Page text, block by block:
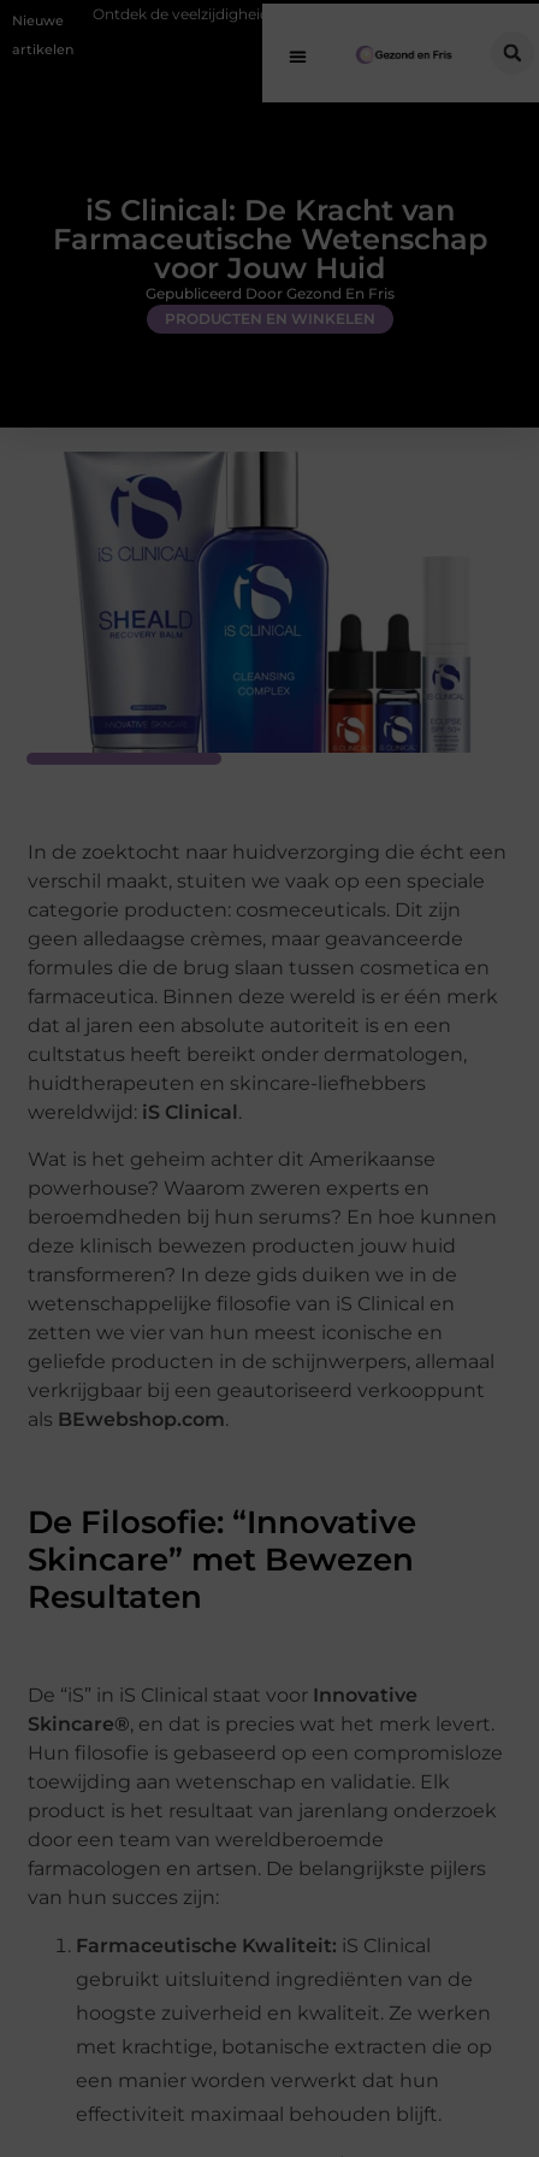
Nieuwe
artikelen
van eucalyptusolie in een geurverspreider
iS Clinical: De Kracht van
Farmaceutische Wetenschap
voor Jouw Huid
PRODUCTEN EN WINKELEN
Gepubliceerd Door Gezond En Fris
In de zoektocht naar huidverzorging die écht een
verschil maakt, stuiten we vaak op een speciale
categorie producten: cosmeceuticals. Dit zijn
geen alledaagse crèmes, maar geavanceerde
formules die de brug slaan tussen cosmetica en
farmaceutica. Binnen deze wereld is er één merk
dat al jaren een absolute autoriteit is en een
cultstatus heeft bereikt onder dermatologen,
huidtherapeuten en skincare-liefhebbers
wereldwijd: iS Clinical .
Wat is het geheim achter dit Amerikaanse
powerhouse? Waarom zweren experts en
beroemdheden bij hun serums? En hoe kunnen
deze klinisch bewezen producten jouw huid
transformeren? In deze gids duiken we in de
wetenschappelijke filosofie van iS Clinical en
zetten we vier van hun meest iconische en
geliefde producten in de schijnwerpers, allemaal
verkrijgbaar bij een geautoriseerd verkooppunt
als BEwebshop.com.
De Filosofie: “Innovative
Skincare” met Bewezen
Resultaten
De “iS” in iS Clinical staat voor Innovative
Skincare®, en dat is precies wat het merk levert.
Hun filosofie is gebaseerd op een compromisloze
toewijding aan wetenschap en validatie. Elk
product is het resultaat van jarenlang onderzoek
door een team van wereldberoemde
farmacologen en artsen. De belangrijkste pijlers
van hun succes zijn:
Farmaceutische Kwaliteit: iS Clinical
gebruikt uitsluitend ingrediënten van de
hoogste zuiverheid en kwaliteit. Ze werken
met krachtige, botanische extracten die op
een manier worden verwerkt dat hun
effectiviteit maximaal behouden blijft.